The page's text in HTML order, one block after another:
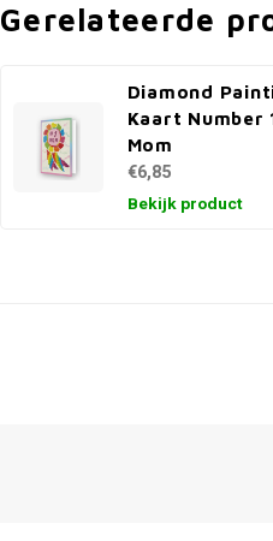
Gerelateerde
Diamond
Kaart Number
Mom
€6,85
Bekijk product